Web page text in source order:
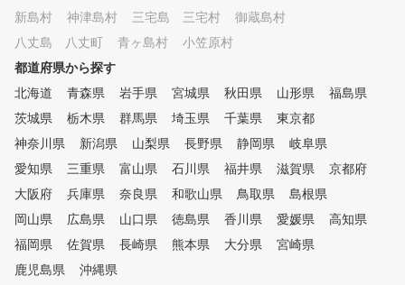
新島村
神津島村 三宅島 三宅村
御蔵島村
八丈島 八丈町
青ヶ島村
小笠原村
都道府県から探す
北海道
青森県 岩手県 宮城県 秋田県 山形県
福島県
茨城県
栃木県 群馬県 埼玉県 千葉県
東京都
神奈川県
新潟県 山梨県 長野県 静岡県
岐阜県
愛知県
三重県 富山県 石川県 福井県 滋賀県
京都府
大阪府
兵庫県 奈良県 和歌山県 鳥取県
島根県
岡山県
広島県 山口県 徳島県 香川県 愛媛県
高知県
福岡県
佐賀県 長崎県 熊本県 大分県
宮崎県
鹿児島県
沖縄県